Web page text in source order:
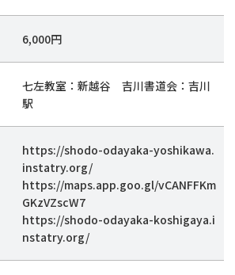
6,000円
七左教室：新越谷 吉川書道会：吉川
駅
https://shodo-odayaka-yoshikawa.
instatry.org/
https://maps.app.goo.gl/vCANFFKm
GKzVZscW7
https://shodo-odayaka-koshigaya.i
nstatry.org/